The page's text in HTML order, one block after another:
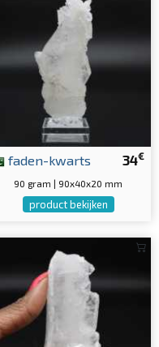
34€
faden-kwarts
90 gram | 90x40x20 mm
product bekijken